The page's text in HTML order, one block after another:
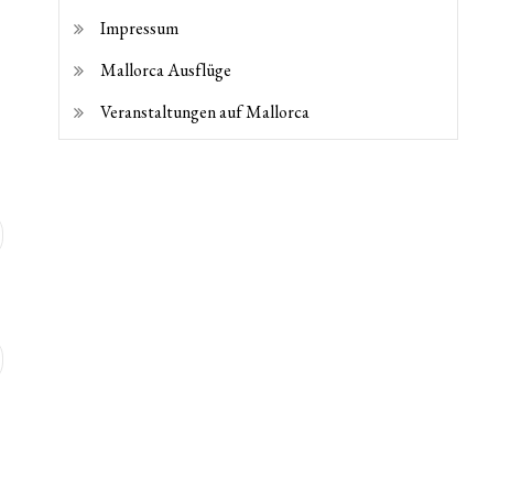
Impressum
Mallorca Ausflüge
Veranstaltungen auf Mallorca